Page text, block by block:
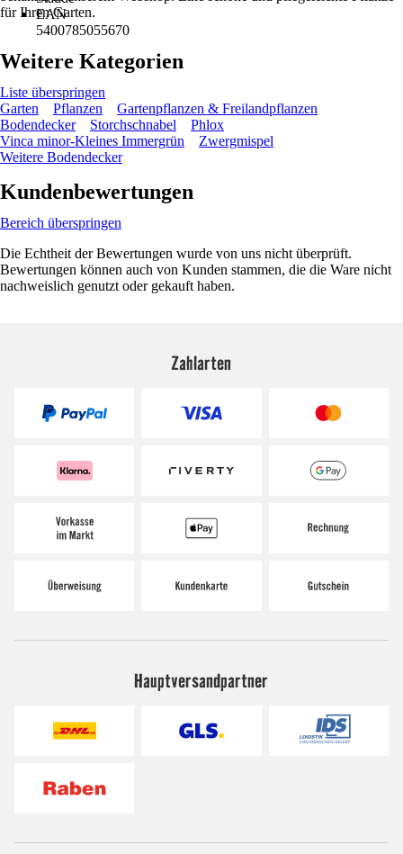
EAN
5400785055670
für Ihren Garten.
Weitere Kategorien
Liste überspringen
Garten
Pflanzen
Gartenpflanzen & Freilandpflanzen
Bodendecker
Storchschnabel
Phlox
Vinca minor-Kleines Immergrün
Zwergmispel
Weitere Bodendecker
Kundenbewertungen
Bereich überspringen
Die Echtheit der Bewertungen wurde von uns nicht überprüft.
Bewertungen können auch von Kunden stammen, die die Ware nicht
nachweislich genutzt oder gekauft haben.
Zahlarten
Hauptversandpartner